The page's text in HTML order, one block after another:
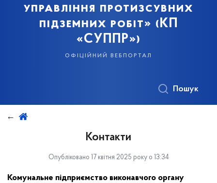
управління протизсувних
підземних робіт» (КП
«СУППР»)
офіційний вебпортал
Пошук
Контакти
Опубліковано 17 квітня 2025 року о 13:34
Комунальне підприємство виконавчого органу